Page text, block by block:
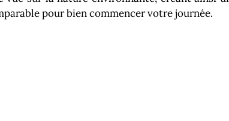
pour bien commencer votre journée.